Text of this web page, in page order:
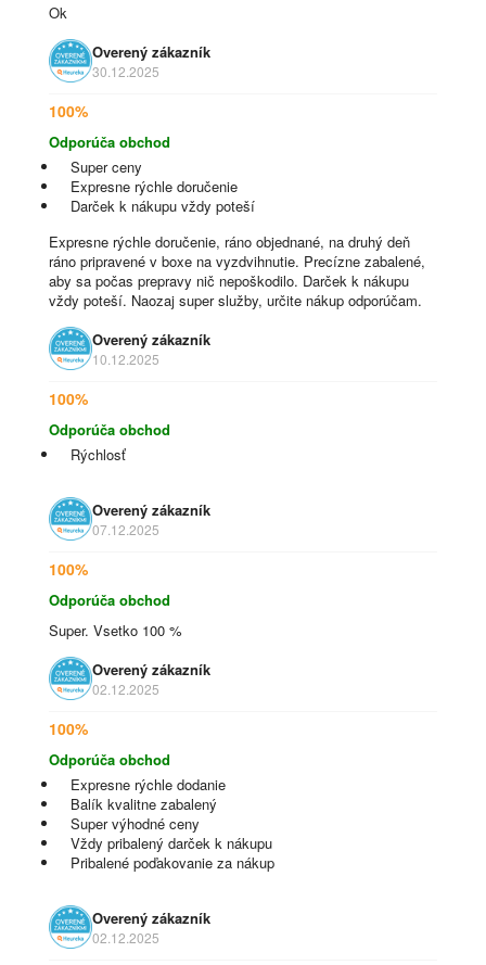
Ok
Overený zákazník
30.12.2025
100%
Odporúča obchod
Super ceny
Expresne rýchle doručenie
Darček k nákupu vždy poteší
Expresne rýchle doručenie, ráno objednané, na druhý deň
ráno pripravené v boxe na vyzdvihnutie. Precízne zabalené,
aby sa počas prepravy nič nepoškodilo. Darček k nákupu
vždy poteší. Naozaj super služby, určite nákup odporúčam.
Overený zákazník
10.12.2025
100%
Odporúča obchod
Rýchlosť
Overený zákazník
07.12.2025
100%
Odporúča obchod
Super. Vsetko 100 %
Overený zákazník
02.12.2025
100%
Odporúča obchod
Expresne rýchle dodanie
Balík kvalitne zabalený
Super výhodné ceny
Vždy pribalený darček k nákupu
Pribalené poďakovanie za nákup
Overený zákazník
02.12.2025